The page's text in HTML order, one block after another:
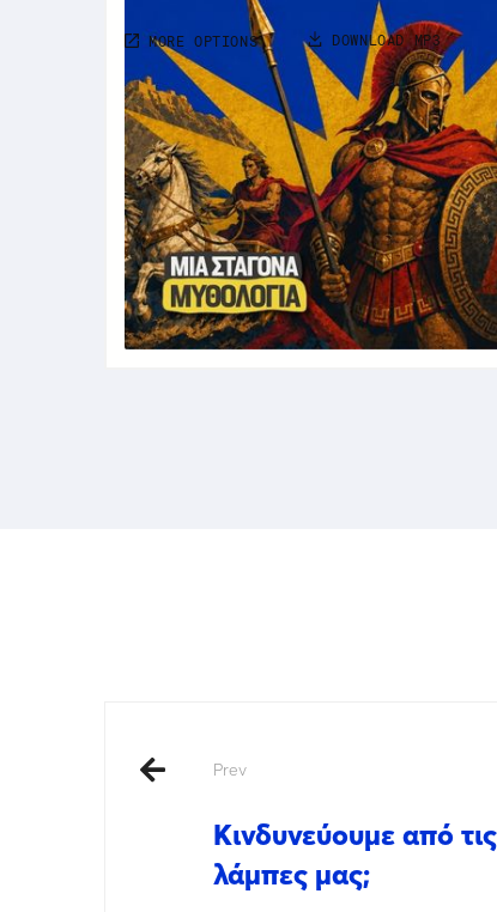
Prev
Κινδυνεύουμε από τις
λάμπες μας;